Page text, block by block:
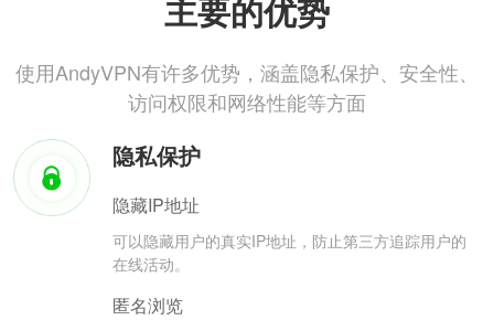
主要的优势
使用AndyVPN有许多优势，涵盖隐私保护、安全性、
访问权限和网络性能等方面
隐私保护
隐藏IP地址
可以隐藏用户的真实IP地址，防止第三方追踪用户的
在线活动。
匿名浏览